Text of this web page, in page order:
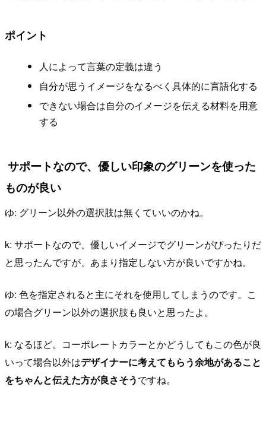
ポイント
人によって言葉の定義は違う
自分が思うイメージをなるべく具体的に言語化する
できない場合は自分のイメージを伝える材料を用意
する
サポートなので、優しい印象のグリーンを使った
ものが良い
ゆ: グリーン以外の選択肢は無くていいのかね。
k: サポートなので、優しいイメージでグリーンがぴったりだ
と思ったんですが、あまり指定しない方が良いですかね。
ゆ: 色を指定されると主にそれを使用してしまうのです。こ
の場合グリーン以外の選択肢も良いと思ったよ。
k: なるほど。コーポレートカラーとかどうしてもこの色が良
いって場合以外はデザイナーに考えてもらう余地があること
をちゃんと伝えた方が良さそうですね。